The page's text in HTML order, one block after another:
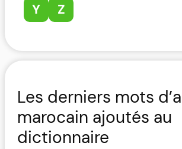
Y
Z
Les derniers mots
marocain ajoutés au
dictionnaire